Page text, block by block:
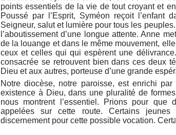
points essentiels de la vie de tout croyant et
Poussé par l’Esprit, Syméon reçoit l’enfant
Seigneur, salut et lumière pour tous les
l’aboutissement d’une longue attente. Anne
de la louange et dans le même mouvement,
ceux et celles qui qui espèrent une
consacrée se retrouvent bien dans ces deux
Dieu et aux autres, porteuse d’une grande
Notre diocèse, notre paroisse, est enrichi
existence à Dieu, dans une pluralité de
nous montrent l’essentiel. Prions pour que
appelées sur cette route. Certains
discernement pour cette possible vocation.